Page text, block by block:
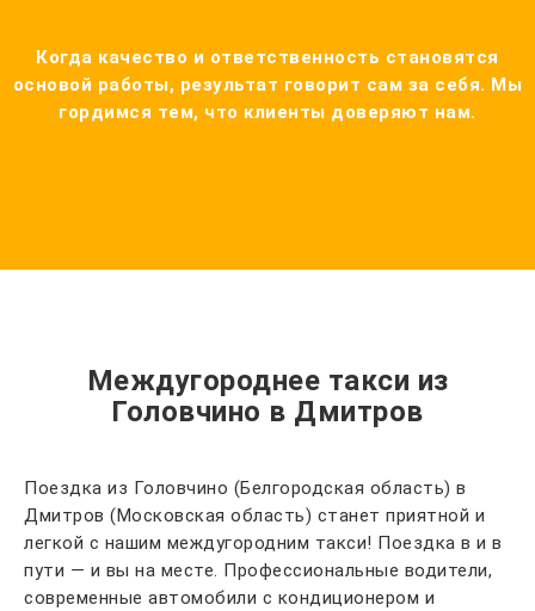
Когда качество и ответственность становятся
основой работы, результат говорит сам за себя. Мы
гордимся тем, что клиенты доверяют нам.
Междугороднее такси из
Головчино в Дмитров
Поездка из Головчино (Белгородская область) в
Дмитров (Московская область) станет приятной и
легкой с нашим междугородним такси! Поездка в и в
пути — и вы на месте. Профессиональные водители,
современные автомобили с кондиционером и